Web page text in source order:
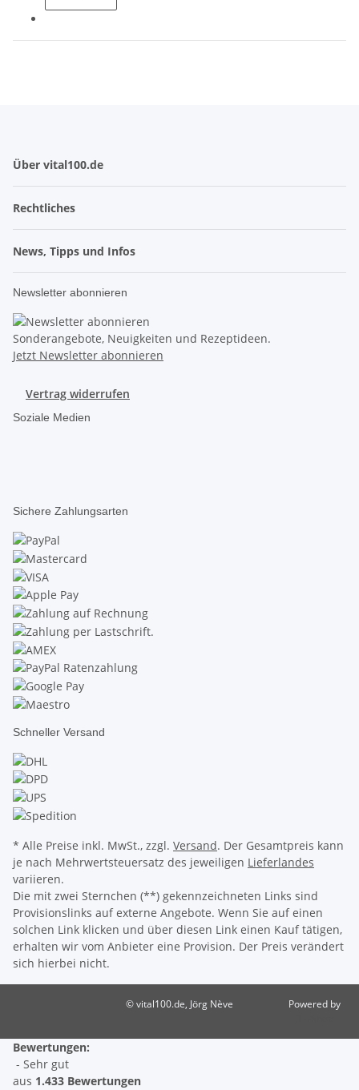
Über vital100.de
Rechtliches
News, Tipps und Infos
Newsletter abonnieren
Sonderangebote, Neuigkeiten und Rezeptideen.
Jetzt Newsletter abonnieren
Vertrag widerrufen
Soziale Medien
Sichere Zahlungsarten
Schneller Versand
* Alle Preise inkl. MwSt., zzgl. Versand. Der Gesamtpreis kann
je nach Mehrwertsteuersatz des jeweiligen Lieferlandes
variieren.
Die mit zwei Sternchen (**) gekennzeichneten Links sind
Provisionslinks auf externe Angebote. Wenn Sie auf einen
solchen Link klicken und über diesen Link einen Kauf tätigen,
erhalten wir vom Anbieter eine Provision. Der Preis verändert
sich hierbei nicht.
© vital100.de, Jörg Nève
Powered by
Bewertungen:
- Sehr gut
aus 1.433 Bewertungen